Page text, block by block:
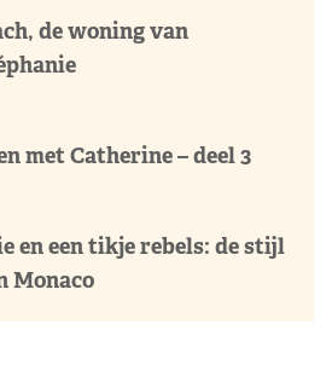
de woning van
met Catherine – deel 3
en een tikje rebels: de stijl
Monaco